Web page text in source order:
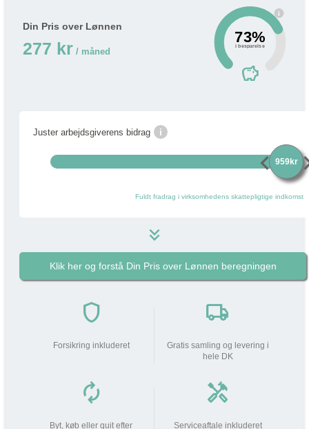
Din Pris over Lønnen
277 kr / måned
i
73%
i besparelse
savings
Juster arbejdsgiverens bidrag i
chevron_left959kr
Fuldt fradrag i virksomhedens skattepligtige indkomst
keyboard_double_arrow_down
959 kr
do_not_disturb_on
Beskatning (lidt som fri mobil) 277 kr
Klik her og forstå Din Pris over Lønnen beregningen
shield
Forsikring inkluderet
local_shipping
Gratis samling og levering i
hele DK
autorenew
Byt, køb eller quit efter
handyman
Serviceaftale inkluderet